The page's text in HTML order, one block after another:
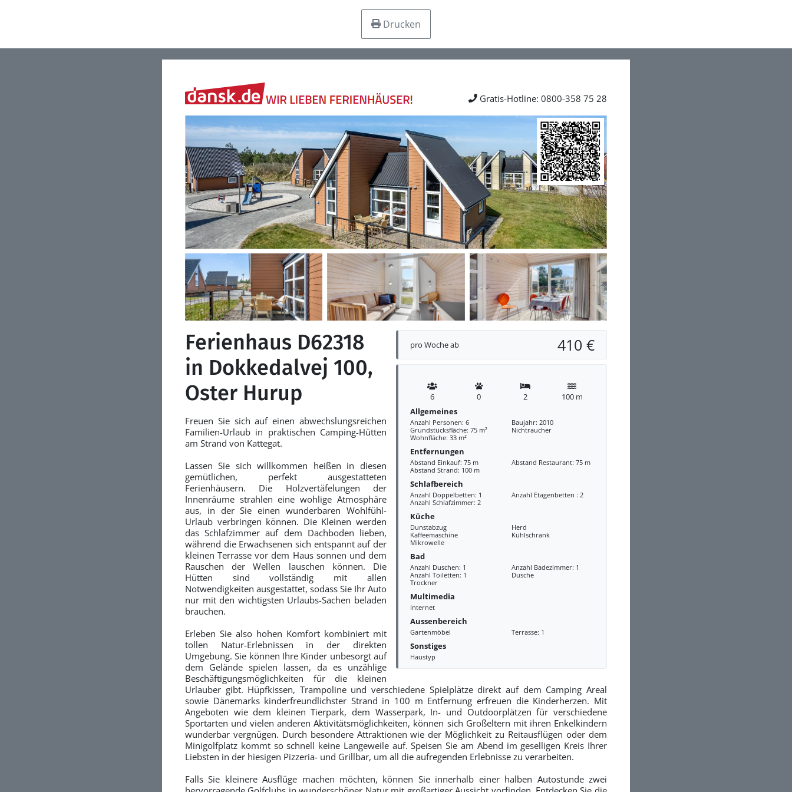
Drucken
Gratis-Hotline: 0800-358 75 28
pro Woche ab 410 €
6 0 2
100 m
Allgemeines
Anzahl Personen: 6
Baujahr: 2010
Grundstücksfläche: 75 m²
Nichtraucher
Wohnfläche: 33 m²
Entfernungen
Abstand Einkauf: 75 m
Abstand Restaurant: 75 m
Abstand Strand: 100 m
Schlafbereich
Anzahl Doppelbetten: 1
Anzahl Etagenbetten : 2
Anzahl Schlafzimmer: 2
Küche
Dunstabzug
Herd
Kaffeemaschine
Kühlschrank
Mikrowelle
Bad
Anzahl Duschen: 1
Anzahl Badezimmer: 1
Anzahl Toiletten: 1
Dusche
Trockner
Multimedia
Internet
Aussenbereich
Gartenmöbel Terrasse: 1
Sonstiges
Haustyp
Ferienhaus D62318
in Dokkedalvej 100,
Oster Hurup
Freuen Sie sich auf einen abwechslungsreichen
Familien-Urlaub in praktischen Camping-Hütten
am Strand von Kattegat.
Lassen Sie sich willkommen heißen in diesen
gemütlichen, perfekt ausgestatteten
Ferienhäusern. Die Holzvertäfelungen der
Innenräume strahlen eine wohlige Atmosphäre
aus, in der Sie einen wunderbaren Wohlfühl-
Urlaub verbringen können. Die Kleinen werden
das Schlafzimmer auf dem Dachboden lieben,
während die Erwachsenen sich entspannt auf der
kleinen Terrasse vor dem Haus sonnen und dem
Rauschen der Wellen lauschen können. Die
Hütten sind vollständig mit allen
Notwendigkeiten ausgestattet, sodass Sie Ihr Auto
nur mit den wichtigsten Urlaubs-Sachen beladen
brauchen.
Erleben Sie also hohen Komfort kombiniert mit
tollen Natur-Erlebnissen in der direkten
Umgebung. Sie können Ihre Kinder unbesorgt auf
dem Gelände spielen lassen, da es unzählige
Beschäftigungsmöglichkeiten für die kleinen
Urlauber gibt. Hüpfkissen, Trampoline und verschiedene Spielplätze direkt auf dem Camping Areal
sowie Dänemarks kinderfreundlichster Strand in 100 m Entfernung erfreuen die Kinderherzen. Mit
Angeboten wie dem kleinen Tierpark, dem Wasserpark, In- und Outdoorplätzen für verschiedene
Sportarten und vielen anderen Aktivitätsmöglichkeiten, können sich Großeltern mit ihren Enkelkindern
wunderbar vergnügen. Durch besondere Attraktionen wie der Möglichkeit zu Reitausflügen oder dem
Minigolfplatz kommt so schnell keine Langeweile auf. Speisen Sie am Abend im geselligen Kreis Ihrer
Liebsten in der hiesigen Pizzeria- und Grillbar, um all die aufregenden Erlebnisse zu verarbeiten.
Falls Sie kleinere Ausflüge machen möchten, können Sie innerhalb einer halben Autostunde zwei